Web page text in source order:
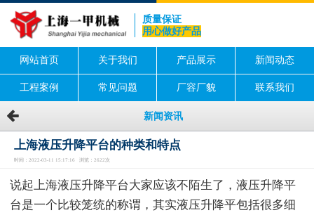
质量保证
用心做好产品
网站首页 关于我们 产品展示 新闻动态
工程案例 常见问题 厂容厂貌 联系我们
新闻资讯
上海液压升降平台的种类和特点
时间：2022-03-11 15:17:16 浏览：2622次
说起上海液压升降平台大家应该不陌生了，液压升降平
台是一个比较笼统的称谓，其实液压升降平包括很多细